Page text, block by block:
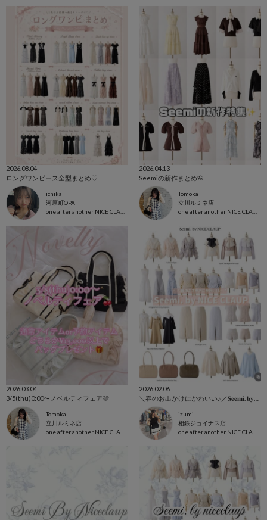
2026.08.04
ロングワンピース全型まとめ♡
ichika
河原町OPA
one after another NICE CLAUP
2026.04.13
Seemiの新作まとめ🌸
Tomoka
立川ルミネ店
one after another NICE CLAUP
2026.03.04
3/5(thu)0:00〜ノベルティフェア🩷
Tomoka
立川ルミネ店
2026.02.06
izumi
相鉄ジョイナス店